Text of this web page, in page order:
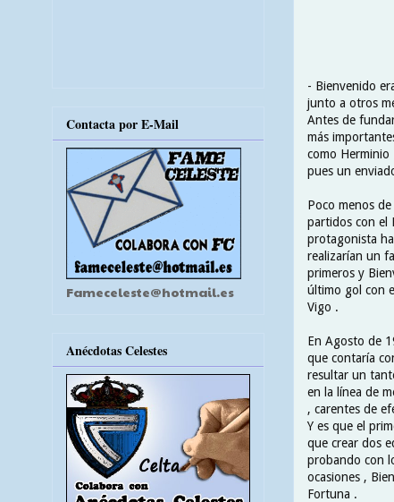
- Bienvenido
junto a otros
Antes de
más
como
pues un
Poco menos
partidos con el
protagonista
realizarían un
primeros y
último gol con
Vigo .
En Agosto de
que contaría
resultar un
en la línea de
, carentes de
Y es que el
que crear dos
probando con
ocasiones ,
Fortuna .
Contacta por E-Mail
Fameceleste@hotmail.es
Anécdotas Celestes